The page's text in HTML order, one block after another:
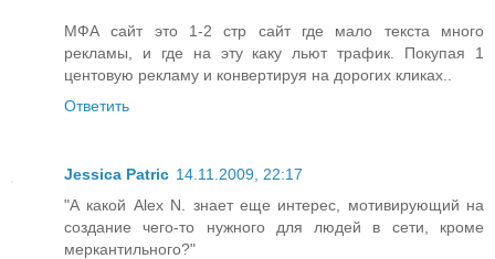
МФА сайт это 1-2 стр сайт где мало текста много
рекламы, и где на эту каку льют трафик. Покупая 1
центовую рекламу и конвертируя на дорогих кликах..
Ответить
Jessica Patric 14.11.2009, 22:17
"А какой Alex N. знает еще интерес, мотивирующий на
создание чего-то нужного для людей в сети, кроме
меркантильного?"